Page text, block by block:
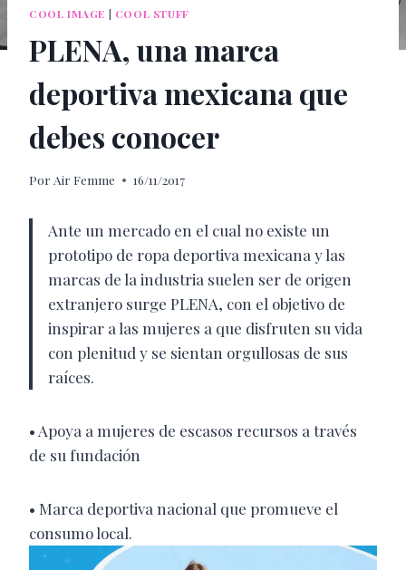
COOL IMAGE | COOL STUFF
PLENA, una marca
deportiva mexicana que
debes conocer
Por Air Femme 16/11/2017
Ante un mercado en el cual no existe un
prototipo de ropa deportiva mexicana y las
marcas de la industria suelen ser de origen
extranjero surge PLENA, con el objetivo de
inspirar a las mujeres a que disfruten su vida
con plenitud y se sientan orgullosas de sus
raíces.
• Apoya a mujeres de escasos recursos a través
de su fundación
• Marca deportiva nacional que promueve el
consumo local.